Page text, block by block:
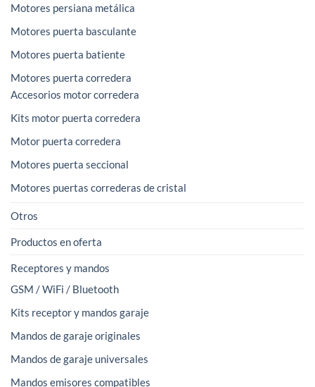
Motores persiana metálica
Motores puerta basculante
Motores puerta batiente
Motores puerta corredera
Accesorios motor corredera
Kits motor puerta corredera
Motor puerta corredera
Motores puerta seccional
Motores puertas correderas de cristal
Otros
Productos en oferta
Receptores y mandos
GSM / WiFi / Bluetooth
Kits receptor y mandos garaje
Mandos de garaje originales
Mandos de garaje universales
Mandos emisores compatibles